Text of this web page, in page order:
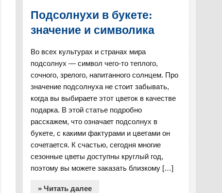
Подсолнухи в букете:
значение и символика
Во всех культурах и странах мира
подсолнух — символ чего-то теплого,
сочного, зрелого, напитанного солнцем. Про
значение подсолнуха не стоит забывать,
когда вы выбираете этот цветок в качестве
подарка. В этой статье подробно
расскажем, что означает подсолнух в
букете, с какими фактурами и цветами он
сочетается. К счастью, сегодня многие
сезонные цветы доступны круглый год,
поэтому вы можете заказать близкому […]
» Читать далее